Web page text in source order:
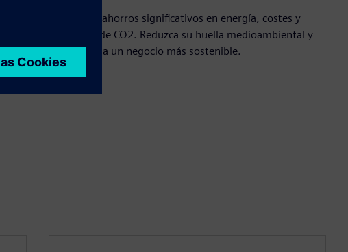
Identifique ahorros significativos en energía, costes y
emisiones de CO2. Reduzca su huella medioambiental y
contribuya a un negocio más sostenible.